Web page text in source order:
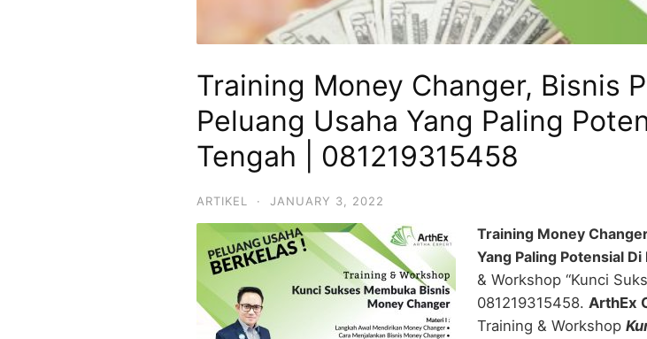
Training Money Changer, Bisnis
Peluang Usaha Yang Paling
Tengah | 081219315458
ARTIKEL · JANUARY 3, 2022
Training Money
Yang Paling Potensial
& Workshop “Kunci
081219315458. ArthEx
Training & Workshop